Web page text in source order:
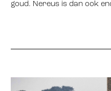
goud. Nereus is dan ook